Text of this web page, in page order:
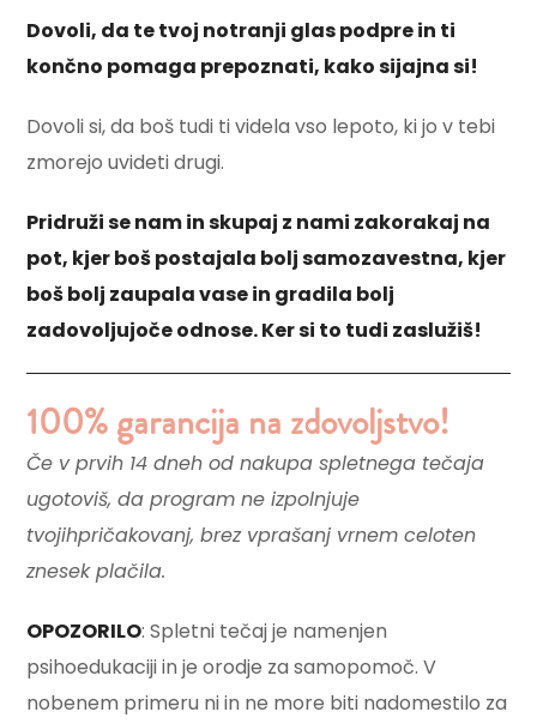
Dovoli, da te tvoj notranji glas podpre in ti
končno pomaga prepoznati, kako sijajna si!
Dovoli si, da boš tudi ti videla vso lepoto, ki jo v tebi
zmorejo uvideti drugi.
Pridruži se nam in skupaj z nami zakorakaj na
pot, kjer boš postajala bolj samozavestna, kjer
boš bolj zaupala vase in gradila bolj
zadovoljujoče odnose. Ker si to tudi zaslužiš!
100% garancija na zdovoljstvo!​
Če v prvih 14 dneh od nakupa spletnega tečaja
ugotoviš, da program ne izpolnjuje
tvojihpričakovanj, brez vprašanj vrnem celoten
znesek plačila.
OPOZORILO: Spletni tečaj je namenjen
psihoedukaciji in je orodje za samopomoč. V
nobenem primeru ni in ne more biti nadomestilo za